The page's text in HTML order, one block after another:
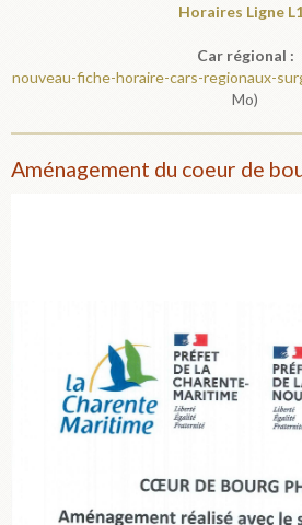
Horaires Ligne
Car régional :
nouveau-fiche-horaire-cars-regionaux-
Mo)
Aménagement du coeur de